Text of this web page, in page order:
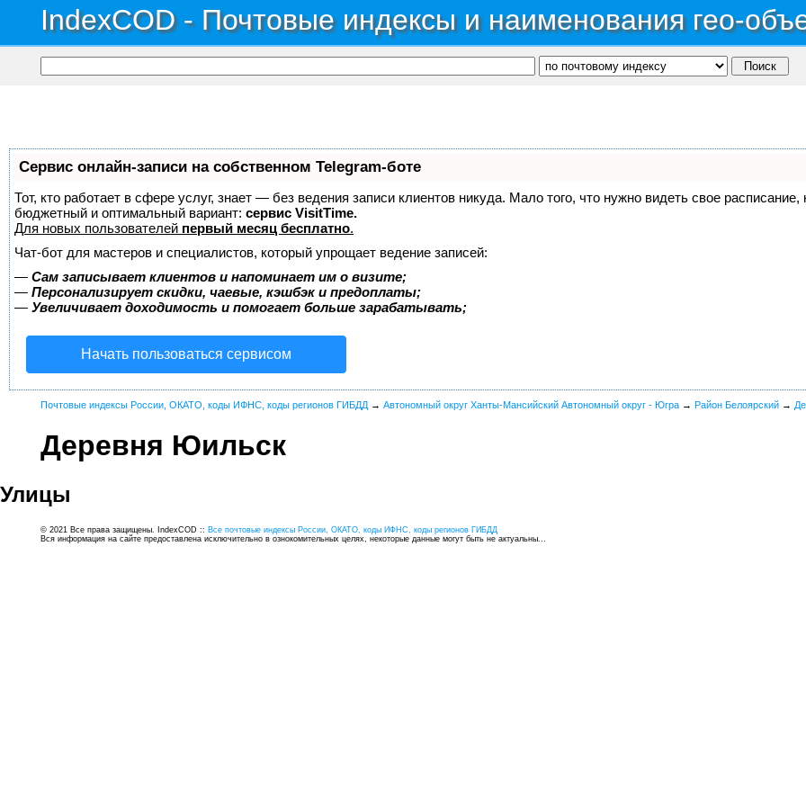
IndexCOD - Почтовые индексы и наименования гео-
Сервис онлайн-записи на собственном Telegram-боте
Тот, кто работает в сфере услуг, знает — без ведения записи клиентов никуда. Мало того, что нужно видеть свое
бюджетный и оптимальный вариант: сервис VisitTime.
Для новых пользователей первый месяц бесплатно.
Чат-бот для мастеров и специалистов, который упрощает ведение записей:
— Сам записывает клиентов и напоминает им о визите;
— Персонализирует скидки, чаевые, кэшбэк и предоплаты;
— Увеличивает доходимость и помогает больше зарабатывать;
Начать пользоваться сервисом
Почтовые индексы России, ОКАТО, коды ИФНС, коды регионов ГИБДД → Автономный округ Ханты-Мансийский Автономный округ - Югра → Район Белоярский →
Деревня Юильск
Улицы
© 2021 Все права защищены. IndexCOD :: Все почтовые индексы России, ОКАТО, коды ИФНС, коды регионов ГИБДД
Вся информация на сайте предоставлена исключительно в ознокомительных целях, некоторые данные могут быть не актуальны...